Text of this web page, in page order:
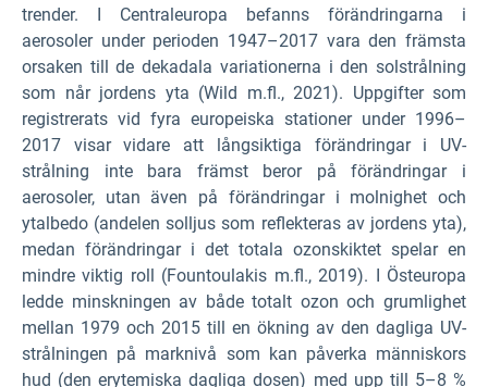
trender. I Centraleuropa befanns förändringarna i
aerosoler under perioden 1947–2017 vara den främsta
orsaken till de dekadala variationerna i den solstrålning
som når jordens yta (Wild m.fl., 2021). Uppgifter som
registrerats vid fyra europeiska stationer under 1996–
2017 visar vidare att långsiktiga förändringar i UV-
strålning inte bara främst beror på förändringar i
aerosoler, utan även på förändringar i molnighet och
ytalbedo (andelen solljus som reflekteras av jordens yta),
medan förändringar i det totala ozonskiktet spelar en
mindre viktig roll (Fountoulakis m.fl., 2019). I Östeuropa
ledde minskningen av både totalt ozon och grumlighet
mellan 1979 och 2015 till en ökning av den dagliga UV-
strålningen på marknivå som kan påverka människors
hud (den erytemiska dagliga dosen) med upp till 5–8 %